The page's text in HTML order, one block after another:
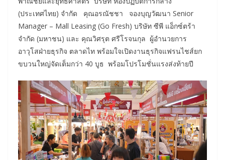
(ประเทศไทย) จำกัด คุณอรณัชชา จองบุญวัฒนา Senior
Manager – Mall Leasing (Go Fresh) บริษัท ซีพี แอ็กซ์ตร้า
จำกัด (มหาชน) และ คุณวิศรุต ศรีโรจนกุล ผู้อำนวยการ
อาวุโสฝ่ายธุรกิจ ตลาดไท พร้อมใจเปิดงานธุรกิจแฟรนไชส์ยก
ขบวนใหญ่จัดเต็มกว่า 40 บูธ พร้อมโปรโมชั่นแรงส่งท้ายปี